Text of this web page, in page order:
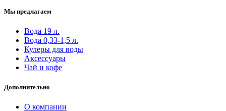
Мы предлагаем
Вода 19 л.
Вода 0,33-1,5 л.
Кулеры для воды
Аксессуары
Чай и кофе
Дополнительно
О компании